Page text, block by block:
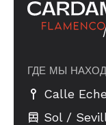
ГДЕ МЫ
Calle
Sol /